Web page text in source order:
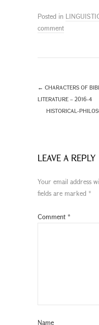
Posted in
comment
← CHARACTERS OF
LITERATURE – 2016-4
HISTORICAL-
LEAVE A REPLY
Your email address
fields are marked *
Comment *
Name